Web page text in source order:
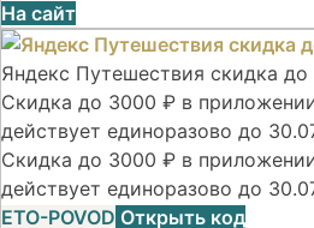
На сайт
Яндекс Путешествия скидка
Скидка до 3000 ₽ в
действует единоразово до
Скидка до 3000 ₽ в
действует единоразово до
ETO-POVOD Открыть код